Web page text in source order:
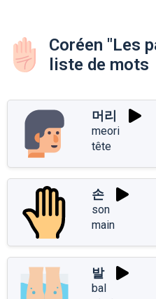
Coréen "Les
liste de mots
머리
meori
tête
손
son
main
발
bal